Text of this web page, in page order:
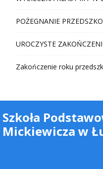
POŻEGNANIE
UROCZYSTE
Zakończenie roku
Szkoła
Mickiewicza w